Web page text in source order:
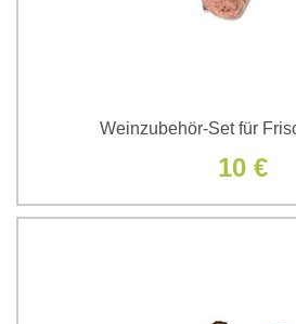
Weinzubehör-Set für
10 €